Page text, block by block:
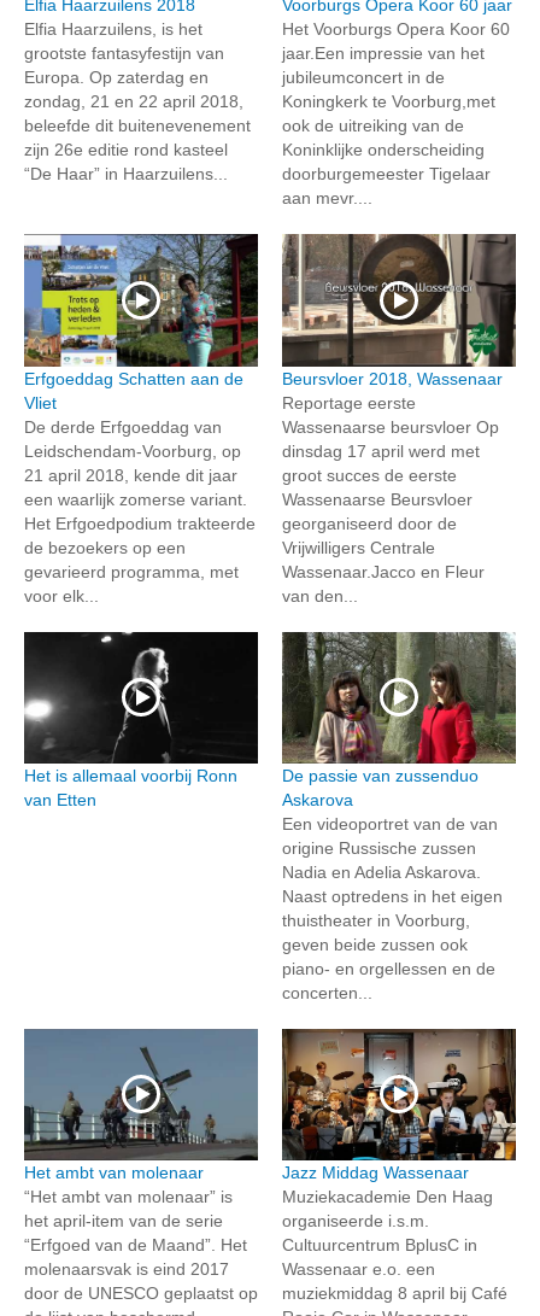
Elfia Haarzuilens 2018
Elfia Haarzuilens, is het
grootste fantasyfestijn van
Europa. Op zaterdag en
zondag, 21 en 22 april 2018,
beleefde dit buitenevenement
zijn 26e editie rond kasteel
“De Haar” in Haarzuilens...
Voorburgs Opera Koor 60 jaar
Het Voorburgs Opera Koor 60
jaar.Een impressie van het
jubileumconcert in de
Koningkerk te Voorburg,met
ook de uitreiking van de
Koninklijke onderscheiding
doorburgemeester Tigelaar
aan mevr....
Erfgoeddag Schatten aan de
Vliet
De derde Erfgoeddag van
Leidschendam-Voorburg, op
21 april 2018, kende dit jaar
een waarlijk zomerse variant.
Het Erfgoedpodium trakteerde
de bezoekers op een
gevarieerd programma, met
voor elk...
Beursvloer 2018, Wassenaar
Reportage eerste
Wassenaarse beursvloer Op
dinsdag 17 april werd met
groot succes de eerste
Wassenaarse Beursvloer
georganiseerd door de
Vrijwilligers Centrale
Wassenaar.Jacco en Fleur
van den...
Het is allemaal voorbij Ronn
van Etten
De passie van zussenduo
Askarova
Een videoportret van de van
origine Russische zussen
Nadia en Adelia Askarova.
Naast optredens in het eigen
thuistheater in Voorburg,
geven beide zussen ook
piano- en orgellessen en de
concerten...
Het ambt van molenaar
“Het ambt van molenaar” is
het april-item van de serie
“Erfgoed van de Maand”. Het
molenaarsvak is eind 2017
door de UNESCO geplaatst op
Jazz Middag Wassenaar
Muziekacademie Den Haag
organiseerde i.s.m.
Cultuurcentrum BplusC in
Wassenaar e.o. een
muziekmiddag 8 april bij Café